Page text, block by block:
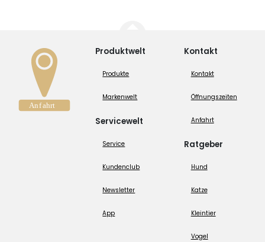
Produktwelt
Produkte
Markenwelt
Servicewelt
Service
Kundenclub
Newsletter
App
Kontakt
Kontakt
Öffnungszeiten
Anfahrt
Ratgeber
Hund
Katze
Kleintier
Vogel